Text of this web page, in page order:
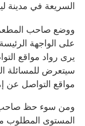
السريعة في مدينة
ووضع صاحب
على الواجهة
يرى رواد مواقع
سيتعرض للمسائلة
مواقع التواصل عن
ومن سوء حظ صاحب
المستوى المطلوب